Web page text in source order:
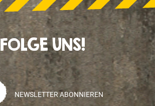
FOLGE UNS!
NEWSLETTER ABONNIEREN